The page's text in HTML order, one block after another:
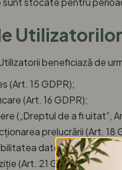
Utilizatorilor
beneficiază de
(Art. 15 GDPR);
(Art. 16 GDPR);
(„Dreptul de a fi uitat”,
prelucrării (Art. 18
datelor (Art. 20
(Art. 21 GDPR);